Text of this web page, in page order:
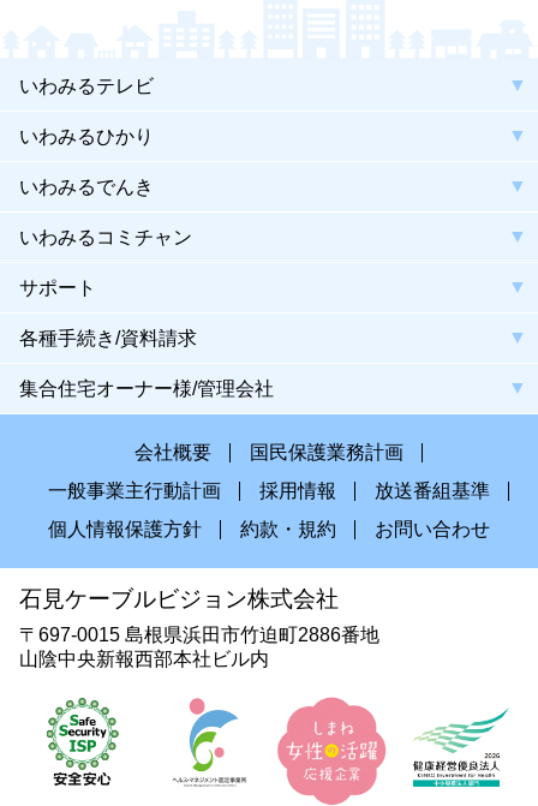
いわみるテレビ
いわみるひかり
いわみるでんき
いわみるコミチャン
サポート
各種手続き/資料請求
集合住宅オーナー様/管理会社
会社概要
国民保護業務計画
一般事業主行動計画
採用情報
放送番組基準
個人情報保護方針
約款・規約 お問い合わせ
石見ケーブルビジョン株式会社
〒697-0015 島根県浜田市竹迫町2886番地
山陰中央新報西部本社ビル内